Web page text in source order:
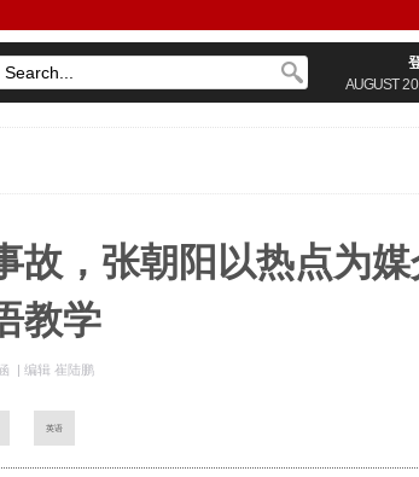
AUGUST
故，张朝阳以热点为
教学
| 编辑 崔陆鹏
英语